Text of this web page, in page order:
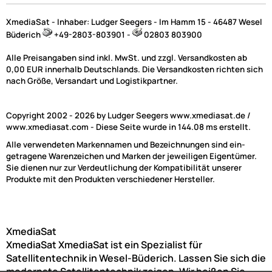
Zur Zeit nicht lieferbar!
XmediaSat - Inhaber: Ludger Seegers - Im Hamm 15 - 46487 Wesel
Büderich
+49-2803-803901 - 02803 803900
Alle Preisangaben sind inkl. MwSt. und zzgl. Versandkosten ab
0,00 EUR innerhalb Deutschlands. Die Versandkosten richten sich
nach Größe, Versandart und Logistikpartner.
Copyright 2002 - 2026 by Ludger Seegers www.xmediasat.de /
www.xmediasat.com - Diese Seite wurde in 144.08 ms erstellt.
Alle verwendeten Markennamen und Bezeichnungen sind ein-
getragene Warenzeichen und Marken der jeweiligen Eigentümer.
Sie dienen nur zur Verdeutlichung der Kompatibilität unserer
Produkte mit den Produkten verschiedener Hersteller.
XmediaSat
XmediaSatXmediaSat ist ein Spezialist für
Satellitentechnik in Wesel-Büderich. Lassen Sie sich die